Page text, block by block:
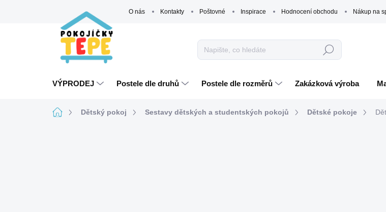
O nás Kontakty Poštovné Inspirace Hodnocení obchodu Nákup na
Hledat
VÝPRODEJ Postele dle druhů Postele dle rozměrů Zakázková výroba
DomůDětský pokoj Sestavy dětských a studentských pokojů Dětské pokoje